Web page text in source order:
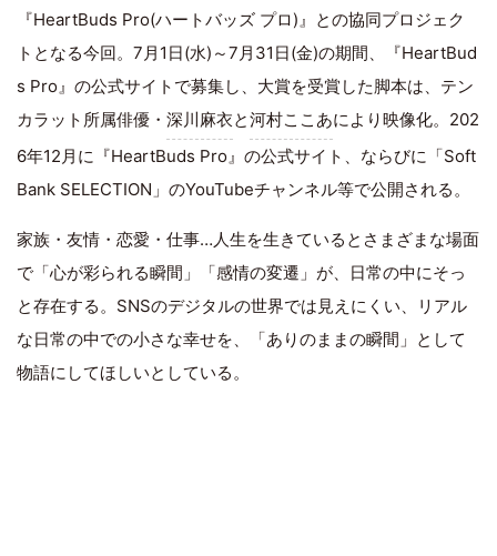
『HeartBuds Pro(ハートバッズ プロ)』との協同プロジェク
トとなる今回。7月1日(水)～7月31日(金)の期間、『HeartBud
s Pro』の公式サイトで募集し、大賞を受賞した脚本は、テン
カラット所属俳優・ 深川麻衣と河村ここあにより映像化。202
6年12月に『HeartBuds Pro』の公式サイト、ならびに「Soft
Bank SELECTION」のYouTubeチャンネル等で公開される。
家族・友情・恋愛・仕事…人生を生きているとさまざまな場面
で「心が彩られる瞬間」「感情の変遷」が、日常の中にそっ
と存在する。SNSのデジタルの世界では見えにくい、リアル
な日常の中での小さな幸せを、「ありのままの瞬間」として
物語にしてほしいとしている。